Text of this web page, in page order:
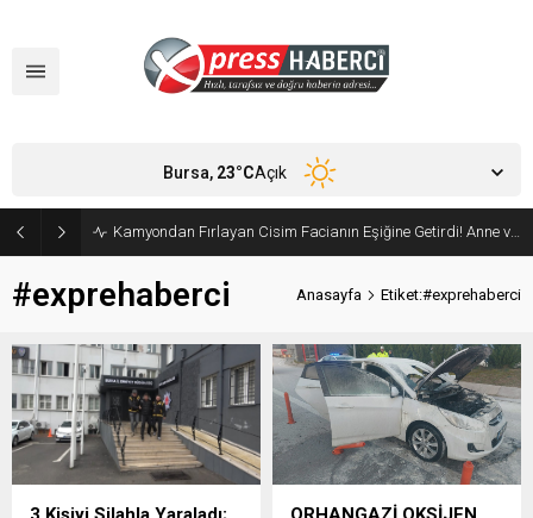
Kamyondan Fırlayan Cisim Facianın Eşiğine Getirdi! Anne ve Bebeği Son Anda Kurtuldu
Bursa, 23°CAçık
#exprehaberci Anasayfa Etiket:#exprehaberci